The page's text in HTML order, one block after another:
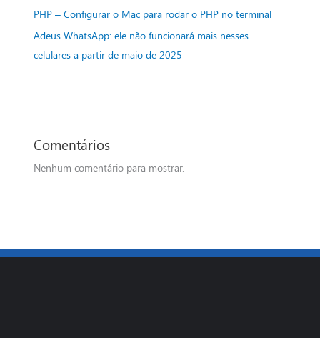
PHP – Configurar o Mac para rodar o PHP no terminal
Adeus WhatsApp: ele não funcionará mais nesses
celulares a partir de maio de 2025
Comentários
Nenhum comentário para mostrar.